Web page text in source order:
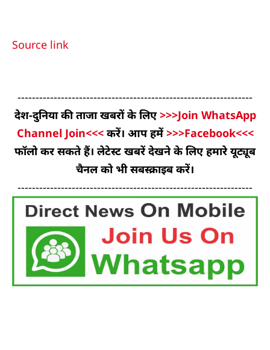
Source link
-----------------------------------------------------------------
देश-दुनिया की ताजा खबरों के लिए>>>Join WhatsApp
Channel Join<<< करें। आप हमें>>>Facebook<<<
फॉलो कर सकते हैं। लेटेस्ट खबरें देखने के लिए हमारे यूट्यूब
चैनल को भी सबस्क्राइब करें।
-----------------------------------------------------------------